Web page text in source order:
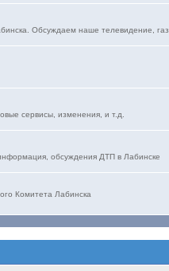
Обсуждаем наше телевидение,
сервисы, изменения, и т.д.
обсуждения ДТП в Лабинске
Комитета Лабинска